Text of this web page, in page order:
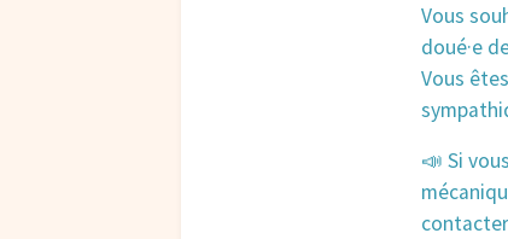
Vous
doué·e
Vous
📣 Si